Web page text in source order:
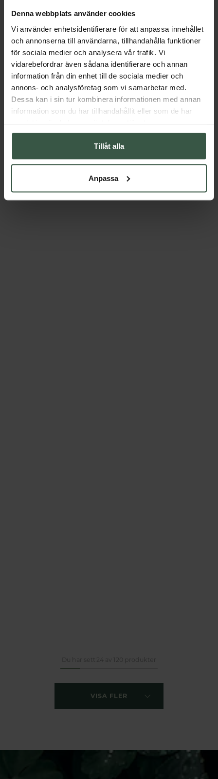
Denna webbplats använder cookies
Vi använder enhetsidentifierare för att anpassa innehållet
och annonserna till användarna, tillhandahålla funktioner
för sociala medier och analysera vår trafik. Vi
vidarebefordrar även sådana identifierare och annan
information från din enhet till de sociala medier och
annons- och analysföretag som vi samarbetar med.
Dessa kan i sin tur kombinera informationen med annan
information som du har tillhandahållit eller som de har
Tillåt alla
Anpassa
Du har sett 24 av 120 produkter
VISA FLER